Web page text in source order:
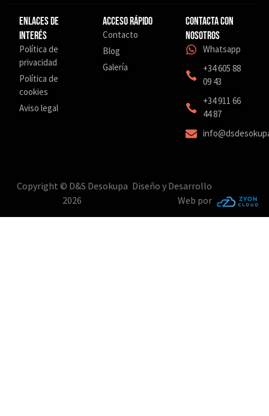
Enlaces de
interés
Política de
privacidad
Política de
cookies
Aviso legal
Acceso Rápido
Contacto
Blog
Galería
Contacta con
nosotros
Whatsapp
+34 605 88
09 43
‎+34 911 66
44 87
Copyright © D&S Desokupa
2026
Diseño y Desarrollo
Web por